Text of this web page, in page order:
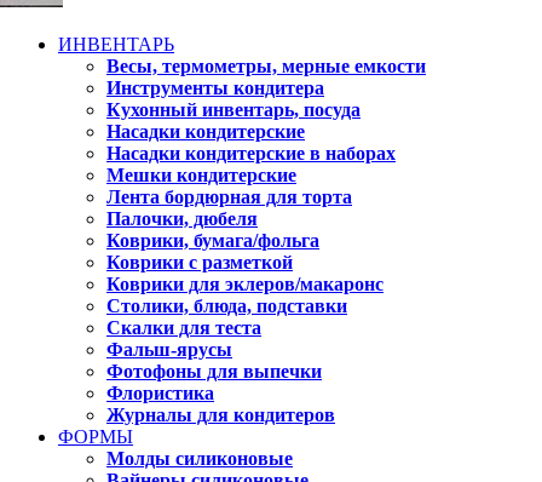
ИНВЕНТАРЬ
Весы, термометры, мерные емкости
Инструменты кондитера
Кухонный инвентарь, посуда
Насадки кондитерские
Насадки кондитерские в наборах
Мешки кондитерские
Лента бордюрная для торта
Палочки, дюбеля
Коврики, бумага/фольга
Коврики с разметкой
Коврики для эклеров/макаронс
Столики, блюда, подставки
Скалки для теста
Фальш-ярусы
Фотофоны для выпечки
Флористика
Журналы для кондитеров
ФОРМЫ
Молды силиконовые